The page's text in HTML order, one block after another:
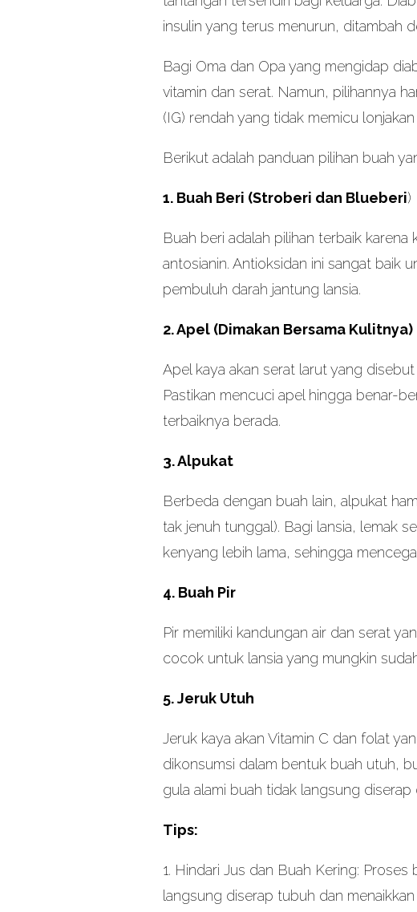
insulin yang terus menurun, ditambah
Bagi Oma dan Opa yang mengidap
vitamin dan serat. Namun, pilihannya
(IG) rendah yang tidak memicu
Berikut adalah panduan pilihan buah
1. Buah Beri (Stroberi dan Blueberi)
Buah beri adalah pilihan terbaik
antosianin. Antioksidan ini sangat baik
pembuluh darah jantung lansia.
2. Apel (Dimakan Bersama Kulitnya)
Apel kaya akan serat larut yang
Pastikan mencuci apel hingga benar-
terbaiknya berada.
3. Alpukat
Berbeda dengan buah lain, alpukat
tak jenuh tunggal). Bagi lansia, lemak
kenyang lebih lama, sehingga
4. Buah Pir
Pir memiliki kandungan air dan serat
cocok untuk lansia yang mungkin
5. Jeruk Utuh
Jeruk kaya akan Vitamin C dan folat
dikonsumsi dalam bentuk buah utuh,
gula alami buah tidak langsung
Tips:
1. Hindari Jus dan Buah Kering:
langsung diserap tubuh dan